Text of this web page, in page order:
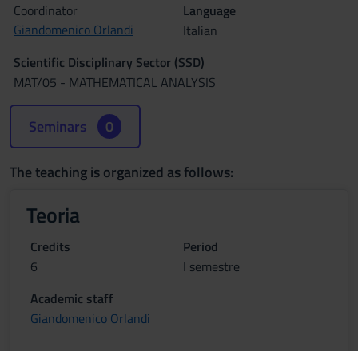
Coordinator
Giandomenico Orlandi
Language
Italian
Scientific Disciplinary Sector (SSD)
MAT/05 - MATHEMATICAL ANALYSIS
Seminars 0
The teaching is organized as follows:
Teoria
Credits
6
Period
I semestre
Academic staff
Giandomenico Orlandi